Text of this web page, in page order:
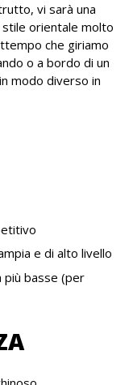
vi sarà una
orientale molto
che giriamo
o a bordo di un
modo diverso in
e di alto livello
più basse (per